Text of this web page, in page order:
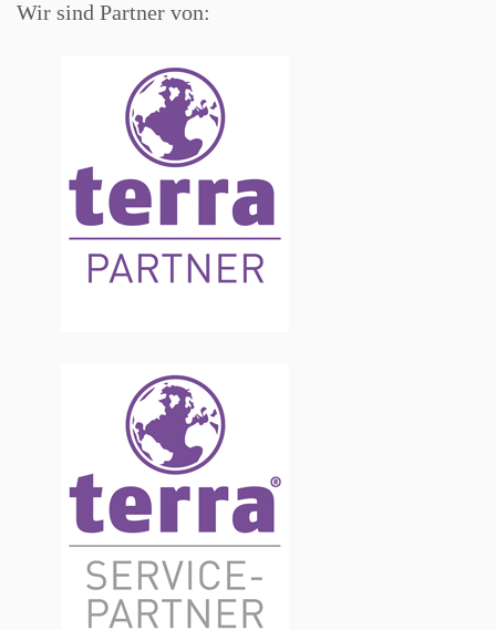
Wir sind Partner von: